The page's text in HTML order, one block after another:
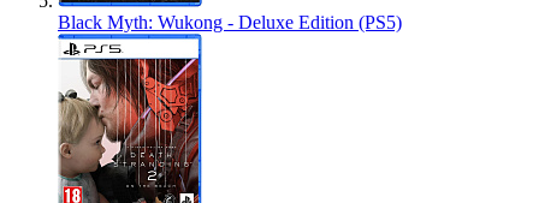
Black Myth: Wukong - Deluxe Edition (PS5)